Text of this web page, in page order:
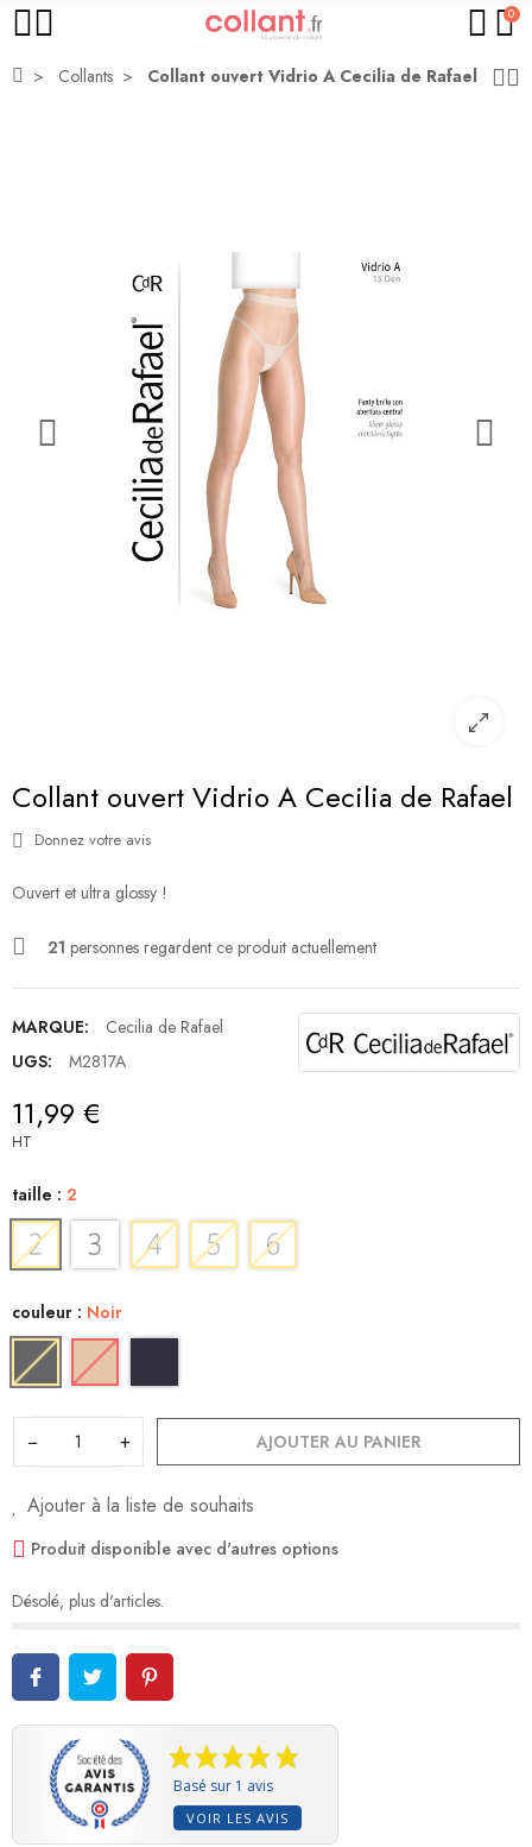
0
Collants Collant ouvert Vidrio A Cecilia de Rafael
Collant ouvert Vidrio A Cecilia de Rafael
Donnez votre avis
Ouvert et ultra glossy !
21 personnes regardent ce produit actuellement
MARQUE:
Cecilia de Rafael
UGS:
M2817A
11,99 €
HT
taille : 2
couleur : Noir
− + AJOUTER AU PANIER
Ajouter à la liste de souhaits
Produit disponible avec d'autres options
Désolé, plus d'articles.
Basé sur 1 avis
VOIR LES AVIS